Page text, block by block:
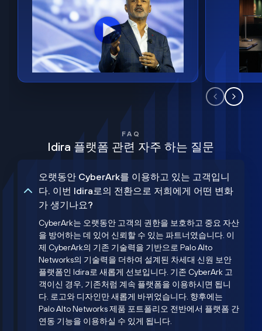
FAQ
Idira 플랫폼 관련 자주 하는 질문
오랫동안 CyberArk를 이용하고 있는 고객입니
다. 이번 Idira로의 전환으로 저희에게 어떤 변화
가 생기나요?
CyberArk는 오랫동안 고객의 권한을 보호하고 중요 자산
을 방어하는 데 있어 신뢰할 수 있는 파트너였습니다. 이
제 CyberArk의 기존 기술력을 기반으로 Palo Alto
Networks의 기술력을 더하여 설계된 차세대 신원 보안
플랫폼인 Idira로 새롭게 선보입니다. 기존 CyberArk 고
객이신 경우, 기존처럼 계속 플랫폼을 이용하시면 됩니
다. 로고와 디자인만 새롭게 바뀌었습니다. 향후에는
Palo Alto Networks 제품 포트폴리오 전반에서 플랫폼 간
연동 기능을 이용하실 수 있게 됩니다.